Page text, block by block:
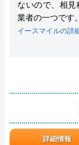
ないので、相
業者の一つです。
イースマイルの詳
詳細情報